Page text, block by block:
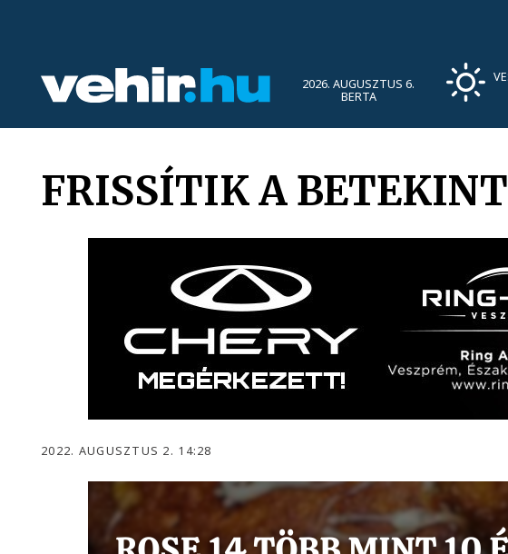
2026. AUGUSZTUS 6.
BERTA
FRISSÍTIK A
2022. AUGUSZTUS 2. 14:28